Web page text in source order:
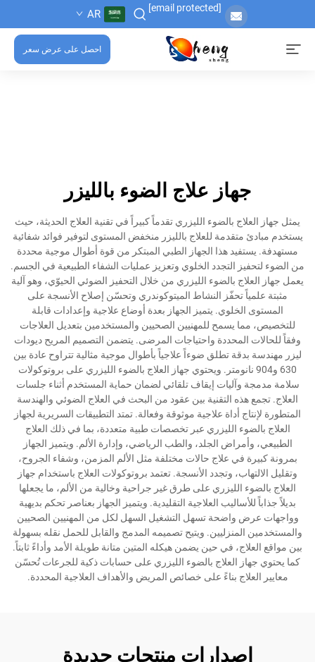
[email protected]
AR
احصل على عرض سعر
جهاز علاج الضوء بالليزر
يمثل جهاز العلاج بالضوء الليزري تقدماً كبيراً في تقنية العلاج الحديثة، حيث
يستخدم مبادئ متقدمة للعلاج بالليزر منخفض المستوى لتوفير فوائد شفائية
مستهدفة. يستفيد هذا الجهاز الطبي المبتكر من قوة أطوال موجية محددة
من الضوء لتحفيز التجدد الخلوي وتعزيز عمليات الشفاء الطبيعية في الجسم.
يعمل جهاز العلاج بالضوء الليزري من خلال التحفيز الضوئي الحيوّي، وهو آلية
مثبتة علمياً تحفّز النشاط الميتوكوندري وتحسّن إصلاح الأنسجة على
المستوى الخلوي. يتميز الجهاز بعدة أوضاع علاجية وإعدادات قابلة
للتخصيص، مما يسمح للمهنيين الصحيين والمستخدمين بتعديل العلاجات
وفقاً للحالات المحددة واحتياجات المرضى. يتضمن التصميم المريح ديودات
ليزر مهندسة بدقة تطلق ضوءاً علاجياً بأطوال موجية مثالية تتراوح عادة بين
630 و904 نانومتر. ويحتوي جهاز العلاج بالضوء الليزري على بروتوكولات
سلامة مدمجة وآليات إيقاف تلقائي لضمان حماية المستخدم أثناء جلسات
العلاج. تجمع هذه التقنية بين عقود من البحث في العلاج الضوئي والهندسة
المتطورة لإنتاج أداة علاجية موثوقة وفعالة. تمتد التطبيقات السريرية لجهاز
العلاج بالضوء الليزري عبر تخصصات طبية متعددة، بما في ذلك العلاج
الطبيعي، وأمراض الجلد، والطب الرياضي، وإدارة الألم. ويتميز الجهاز
بمرونة كبيرة في علاج حالات مختلفة مثل الألم المزمن، وشفاء الجروح،
وتقليل الالتهاب، وتجدد الأنسجة. تعتمد بروتوكولات العلاج باستخدام جهاز
العلاج بالضوء الليزري على طرق غير جراحية وخالية من الألم، ما يجعلها
بديلاً جذاباً للأساليب العلاجية التقليدية. ويتميز الجهاز بعناصر تحكم بديهية
وواجهات عرض واضحة تسهل التشغيل السهل لكل من المهنيين الصحيين
والمستخدمين المنزليين. ويتيح تصميمه المدمج والقابل للحمل نقله بسهولة
بين مواقع العلاج، في حين يضمن هيكله المتين متانة طويلة الأمد وأداءً ثابتاً.
كما يحتوي جهاز العلاج بالضوء الليزري على حسابات ذكية للجرعات تُحسّن
معايير العلاج بناءً على خصائص المريض والأهداف العلاجية المحددة.
إصدارات منتجات جديدة